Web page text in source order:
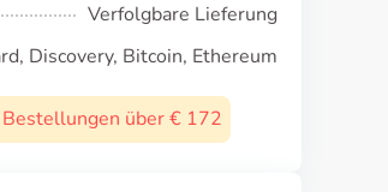
Verfolgbare Lieferung
Discovery, Bitcoin, Ethereum
über € 172